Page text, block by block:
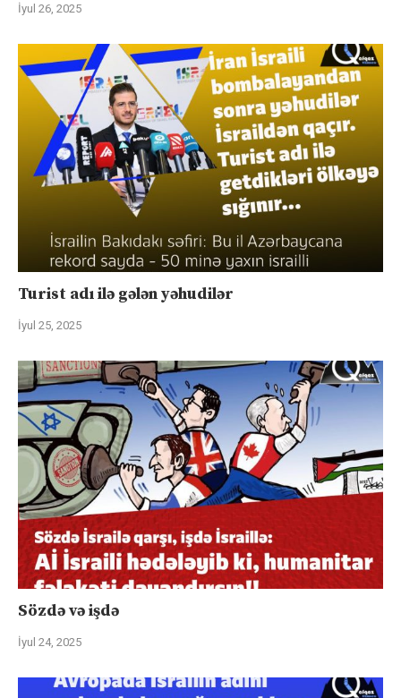
İyul 26, 2025
Turist adı ilə gələn yəhudilər
İyul 25, 2025
Sözdə və işdə
İyul 24, 2025